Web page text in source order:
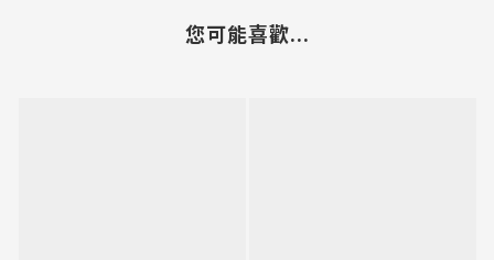
您可能喜歡...